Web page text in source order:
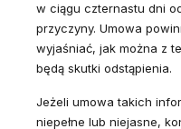
w ciągu czternastu dni
przyczyny. Umowa
wyjaśniać, jak można z
będą skutki odstąpienia.
Jeżeli umowa takich
niepełne lub niejasne,